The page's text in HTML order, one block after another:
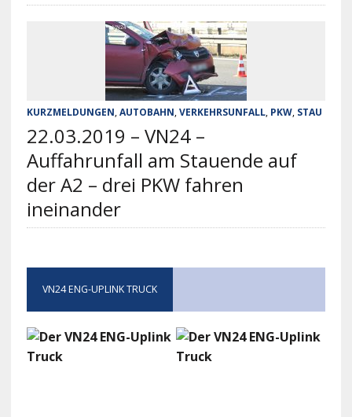
KURZMELDUNGEN,AUTOBAHN,VERKEHRSUNFALL, PKW, STAU
22.03.2019 – VN24 –
Auffahrunfall am Stauende auf
der A2 – drei PKW fahren
ineinander
VN24 ENG-UPLINK TRUCK